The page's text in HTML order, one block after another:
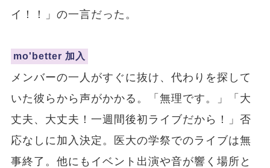
イ！！」の一言だった。
mo'better 加入
メンバーの一人がすぐに抜け、代わりを探して
いた彼らから声がかかる。「無理です。」「大
丈夫、大丈夫！一週間後初ライブだから！」否
応なしに加入決定。医大の学祭でのライブは無
事終了。他にもイベント出演や音が響く場所と